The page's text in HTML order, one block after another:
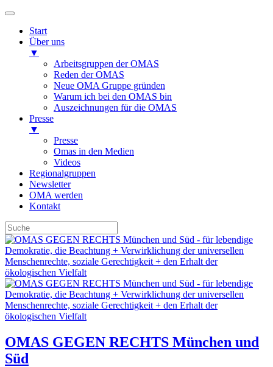
Start
Über uns
▼
Arbeitsgruppen der OMAS
Reden der OMAS
Neue OMA Gruppe gründen
Warum ich bei den OMAS bin
Auszeichnungen für die OMAS
Presse
▼
Presse
Omas in den Medien
Videos
Regionalgruppen
Newsletter
OMA werden
Kontakt
OMAS GEGEN RECHTS München und
Süd